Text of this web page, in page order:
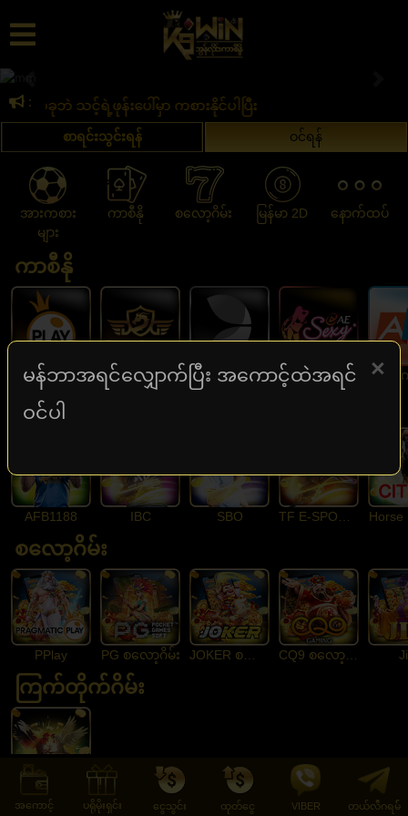
:
ကို ယခုဘဲ သင့်ရဲ့ဖုန်းပေါ်မှာ ကစားနိုင်ပါပြီး
စာရင်းသွင်းရန် ဝင်ရန်
အားကစား
များ
ကာစီနို စလော့ဂိမ်း မြန်မာ 2D နောက်ထပ်
ကာစီနို
PP ကာစီနို DG99 ကာစီနို EVO ကာစီနို Sexy ကာစီနို AG
အားကစားများ
AFB1188 IBC SBO Horse
စလော့ဂိမ်း
PPlay PG စလော့ဂိမ်း
ကြက်တိုက်ဂိမ်း
SV388
အကောင့် ပရိုမိုးရှင်း ငွေသွင်း ထုတ်ငွေ VIBER တယ်လီဂရမ််
×
မန်ဘာအရင်လျှောက်ပြီး အကောင့်ထဲအရင်
ဝင်ပါ